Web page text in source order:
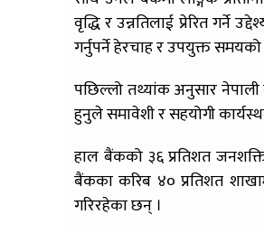
वृद्धि र उन्नतिलाई प्रेरित गर्ने
गर्नुपर्ने हेरचाह र उपयुक्त
पछिल्लो तथ्यांक अनुसार नेपाली
हुनुले समावेशी र सहयोगी
हाल बैंकको ३६ प्रतिशत
बैंकका करिब ४० प्रतिशत
गरिरहेका छन् ।